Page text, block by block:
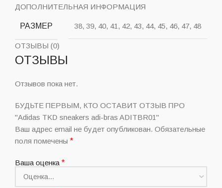
ДОПОЛНИТЕЛЬНАЯ ИНФОРМАЦИЯ
РАЗМЕР 38, 39, 40, 41, 42, 43, 44, 45, 46, 47, 48
ОТЗЫВЫ (0)
ОТЗЫВЫ
Отзывов пока нет.
БУДЬТЕ ПЕРВЫМ, КТО ОСТАВИТ ОТЗЫВ ПРО
"Adidas TKD sneakers adi-bras ADITBR01"
Ваш адрес email не будет опубликован. Обязательные
поля помечены *
Ваша оценка *